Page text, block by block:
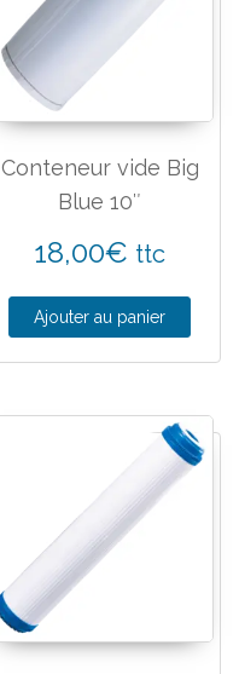
Conteneur vide Big
Blue 10″
18,00€ ttc
Ajouter au panier